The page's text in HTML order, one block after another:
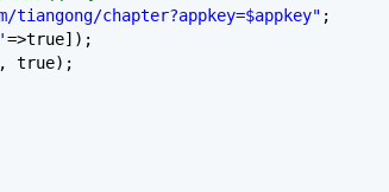
chapter?appkey=$appkey" ;
=>true]);
, true);